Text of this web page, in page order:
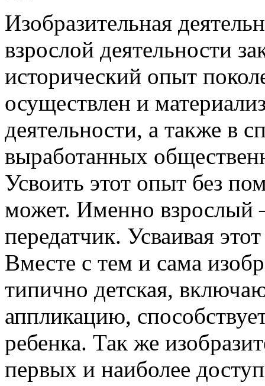
Изобразительная
взрослой деятельности
исторический опыт
осуществлен и
деятельности, а также в
выработанных
Усвоить этот опыт без
может. Именно взрослый
передатчик. Усваивая
Вместе с тем и сама
типично детская,
аппликацию,
ребенка. Так же
первых и наиболее